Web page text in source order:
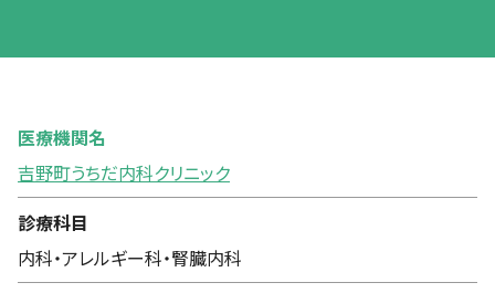
医療機関名
吉野町うちだ内科クリニック
診療科目
内科・アレルギー科・腎臓内科